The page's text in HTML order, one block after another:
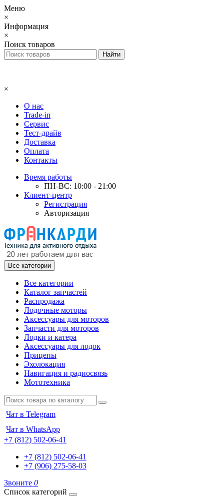
Меню
×
Информация
×
Поиск товаров
×
О нас
Trade-in
Сервис
Тест-драйв
Доставка
Оплата
Контакты
Время работы
ПН-ВС: 10:00 - 21:00
Клиент-центр
Регистрация
Авторизация
Все категории
Все категории
Каталог запчастей
Распродажа
Лодочные моторы
Аксессуары для моторов
Запчасти для моторов
Лодки и катера
Аксессуары для лодок
Прицепы
Эхолокация
Навигация и радиосвязь
Мототехника
Чат в Telegram
Чат в WhatsApp
+7 (812) 502-06-41
+7 (812) 502-06-41
+7 (906) 275-58-03
Звоните 0
Список категорий